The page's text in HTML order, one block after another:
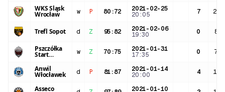
WKS Śląsk
Wrocław w P 80 :72
2021-02-25
20:05
7
Trefl Sopot d Z 95 : 82
2021-02-06
19:30
0
Pszczółka
Start w Z 70 :75
2021-01-31
17:35
0
Anwil
Włocławek d P 81 : 87
2021-01-14
20:00
4
Asseco
2021-01-10